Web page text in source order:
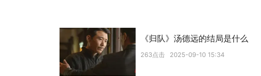
《归队》汤德远的结局是什么
263点击 2025-09-10 15:34